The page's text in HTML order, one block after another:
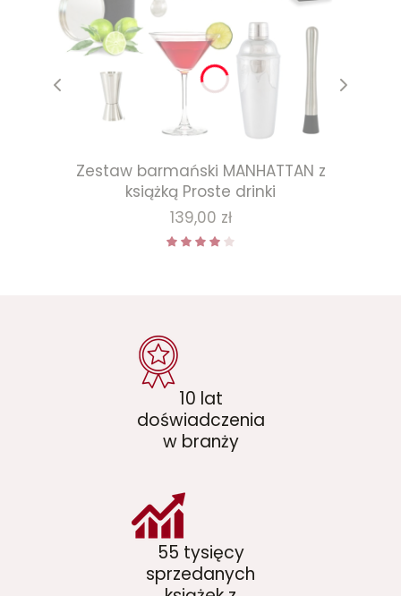
Zestaw barmański MANHATTAN z
książką Proste drinki
Cena
139,00 zł
10 lat
doświadczenia
w branży
55 tysięcy
sprzedanych